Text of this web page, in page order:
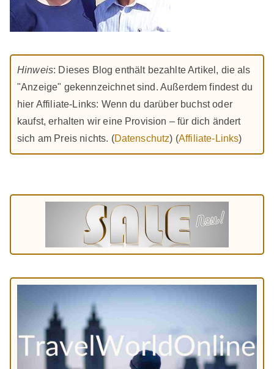
Hinweis: Dieses Blog enthält bezahlte Artikel, die als
"Anzeige" gekennzeichnet sind. Außerdem findest du
hier Affiliate-Links: Wenn du darüber buchst oder
kaufst, erhalten wir eine Provision – für dich ändert
sich am Preis nichts. (Datenschutz) (Affiliate-Links)